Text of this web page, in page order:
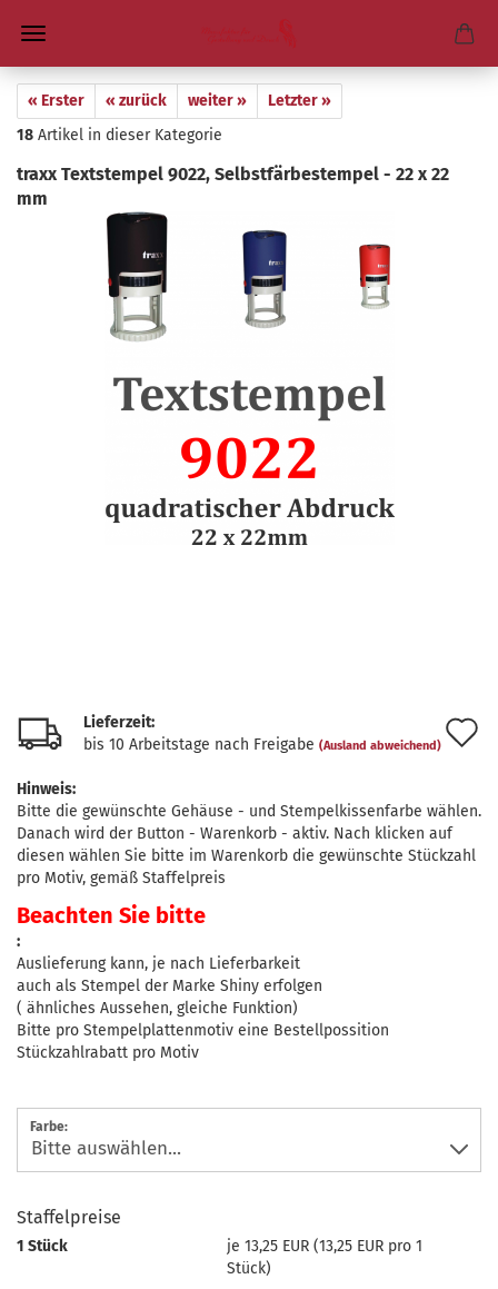
« Erster « zurück weiter »
Letzter »
18 Artikel in dieser Kategorie
traxx Text­stem­pel 9022, Selbst­fär­be­s­tem­pel - 22 x 22
mm
Lieferzeit:
bis 10 Arbeitstage nach Freigabe (Ausland abweichend)
Hinweis:
Bitte die gewünschte Gehäuse - und Stempelkissenfarbe wählen.
Danach wird der Button - Warenkorb - aktiv. Nach klicken auf
diesen wählen Sie bitte im Warenkorb die gewünschte Stückzahl
pro Motiv, gemäß Staffelpreis
Beachten Sie bitte
:
Auslieferung kann, je nach Lieferbarkeit
auch als Stempel der Marke Shiny erfolgen
( ähnliches Aussehen, gleiche Funktion)
Bitte pro Stempelplattenmotiv eine Bestellpossition
Stückzahlrabatt pro Motiv
Farbe:
Staffelpreise
1 Stück
je 13,25 EUR (13,25 EUR pro 1
Stück)